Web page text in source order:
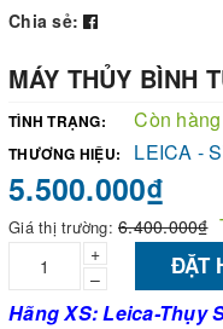
Chia sẻ:
MÁY THỦY BÌNH
TÌNH TRẠNG: Còn hàng
THƯƠNG HIỆU: LEICA -
5.500.000₫
Giá thị trường: 6.400.000₫
+
–
ĐẶT
Hãng XS: Leica-Thụy